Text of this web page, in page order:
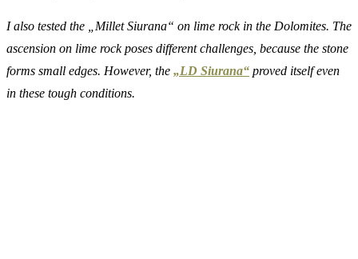
I also tested the „Millet Siurana“ on lime rock in the Dolomites. The
ascension on lime rock poses different challenges, because the stone
forms small edges. However, the „LD Siurana“ proved itself even
in these tough conditions.